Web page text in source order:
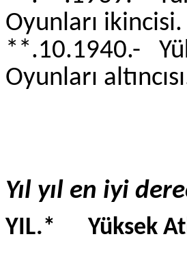
Oyunları
**.10.1940.-
Oyunları
Yıl yıl en iyi
YIL.* Yüksek